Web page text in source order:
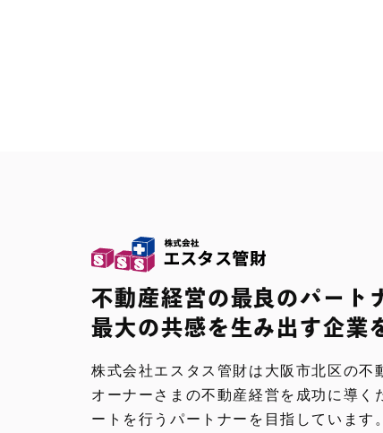
不動産経営の最良のパート
最大の共感を生み出す企業
株式会社エスタス管財は大阪市北区の不
オーナーさまの不動産経営を成功に導く
ートを行うパートナーを目指しています